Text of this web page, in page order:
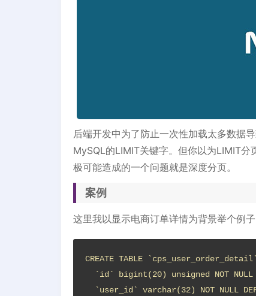
后端开发中为了防止一次性加载太多数据
MySQL的LIMIT关键字。但你以为LIMIT
极可能造成的一个问题就是深度分页。
案例
这里我以显示电商订单详情为背景举个例子
CREATE TABLE